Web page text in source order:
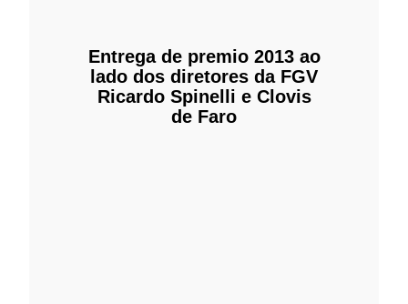
Entrega de premio 2013 ao
lado dos diretores da FGV
Ricardo Spinelli e Clovis
de Faro